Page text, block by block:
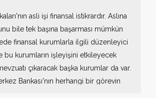
asli işi finansal istikrardır. Aslına
bile tek başına başarması mümkün
finansal kurumlarla ilgili düzenleyici
bu kurumların işleyişini etkileyecek
çıkaracak başka kurumlar da var.
Bankası'nın herhangi bir görevin